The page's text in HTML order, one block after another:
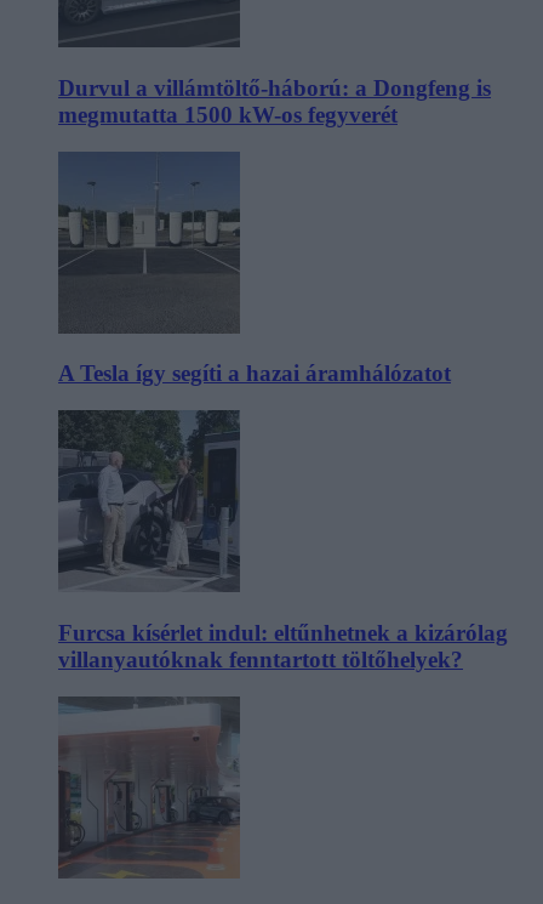
Durvul a villámtöltő-háború: a Dongfeng is
megmutatta 1500 kW-os fegyverét
A Tesla így segíti a hazai áramhálózatot
Furcsa kísérlet indul: eltűnhetnek a kizárólag
villanyautóknak fenntartott töltőhelyek?